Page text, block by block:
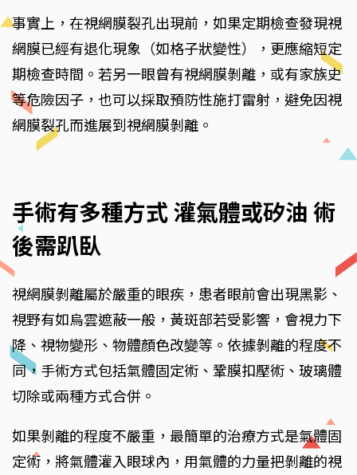
事實上，在視網膜裂孔出現前，如果定期檢查發現視
網膜已經有退化現象（如格子狀變性），更應縮短定
期檢查時間。若另一眼曾有視網膜剝離，或有家族史
等危險因子，也可以採取預防性施打雷射，避免因視
網膜裂孔而進展到視網膜剝離。
手術有多種方式 灌氣體或矽油 術
後需趴臥
視網膜剝離屬於嚴重的眼疾，患者眼前會出現黑影、
視野有如烏雲遮蔽一般，黃斑部若受影響，會視力下
降、視物變形、物體顏色改變等。依據剝離的程度不
同，手術方式包括氣體固定術、鞏膜扣壓術、玻璃體
切除或兩種方式合併。
如果剝離的程度不嚴重，最簡單的治療方式是氣體固
定術，將氣體灌入眼球內，用氣體的力量把剝離的視